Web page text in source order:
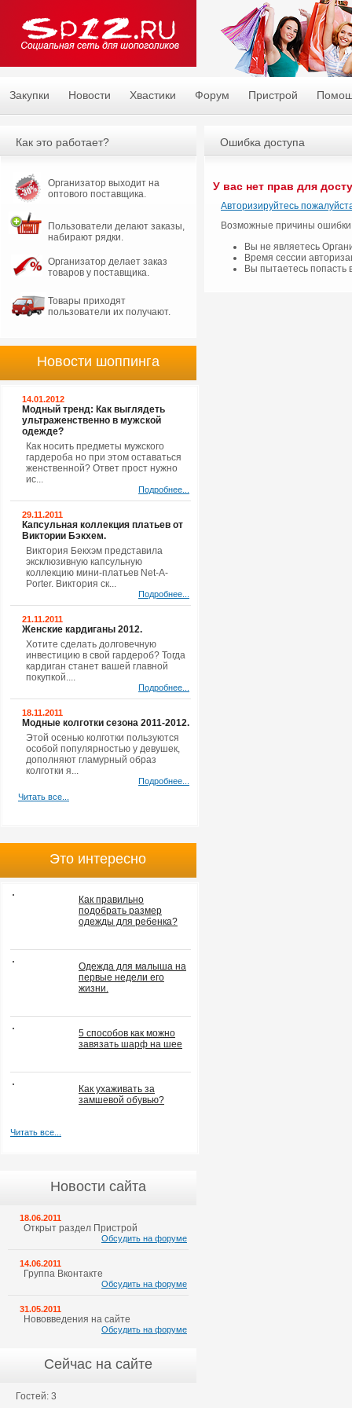
Закупки Новости Хвастики Форум Пристрой
Ошибка доступа
У вас нет прав для
Авторизируйтесь
Возможные причины
Вы не являетесь
Время сессии
Вы пытаетесь попасть
Как это работает?
Организатор выходит на
оптового поставщика.
Пользователи делают заказы,
набирают рядки.
Организатор делает заказ
товаров у поставщика.
Товары приходят
пользователи их получают.
Новости шоппинга
14.01.2012
Модный тренд: Как выглядеть
ультраженственно в мужской
одежде?
Как носить предметы мужского
гардероба но при этом оставаться
женственной? Ответ прост нужно
ис...
Подробнее...
29.11.2011
Капсульная коллекция платьев от
Виктории Бэкхем.
Виктория Бекхэм представила
эксклюзивную капсульную
коллекцию мини-платьев Net-A-
Porter. Виктория ск...
Подробнее...
21.11.2011
Женские кардиганы 2012.
Хотите сделать долговечную
инвестицию в свой гардероб? Тогда
кардиган станет вашей главной
покупкой....
Подробнее...
18.11.2011
Модные колготки сезона 2011-2012.
Этой осенью колготки пользуются
особой популярностью у девушек,
дополняют гламурный образ
колготки я...
Подробнее...
Читать все...
Это интересно
Как правильно
подобрать размер
одежды для ребенка?
Одежда для малыша на
первые недели его
жизни.
5 способов как можно
завязать шарф на шее
Как ухаживать за
замшевой обувью?
Читать все...
Новости сайта
18.06.2011
Открыт раздел Пристрой
Обсудить на форуме
14.06.2011
Группа Вконтакте
Обсудить на форуме
31.05.2011
Нововведения на сайте
Обсудить на форуме
Сейчас на сайте
Гостей: 3